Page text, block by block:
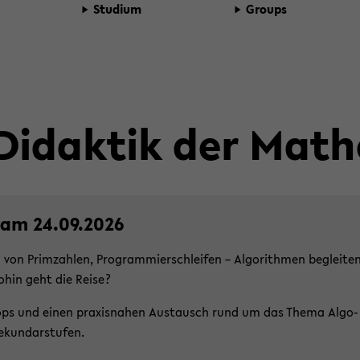
Stu­di­um Groups
der
24.09.2026
Prim­zah­len, Pro­gram­mier­schlei­fen – Al­go­rith­men be­glei­ten
geht die Reise?
und einen pra­xis­na­hen Aus­tausch rund um das Thema Al­go­